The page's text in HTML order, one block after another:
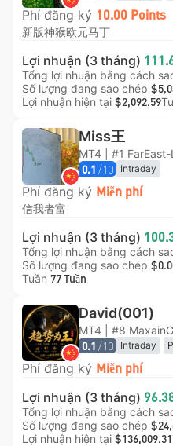
Algorithmic
Phí đăng ký 10.00 Points
新版神猴欧元马丁
Lợi nhuận (3 tháng)
Tổng lợi nhuận bằng cách
Số lượng đang sao chép
Lợi nhuận hiện tại $2,092.59
Miss王
MT4 | #1
0.1 /10 Intraday
Phí đăng ký Miễn phí
信我者富
Lợi nhuận (3 tháng)
Tổng lợi nhuận bằng cách
Số lượng đang sao chép
Tuần 77 Tuần
David(001)
MT4 | #8
0.1 /10 Intraday
Breakout
Phí đăng ký Miễn phí
Lợi nhuận (3 tháng)
Tổng lợi nhuận bằng cách
Số lượng đang sao chép
Lợi nhuận hiện tại $136,009.31